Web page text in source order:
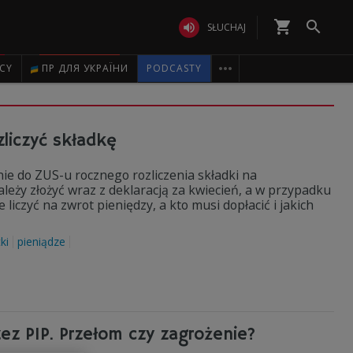
 SŁUCHAJ shopping_cart 
ПР ДЛЯ УКРАЇНИ PODCASTY 
składkę
do ZUS-u rocznego rozliczenia składki na
złożyć wraz z deklaracją za kwiecień, a w przypadku
na zwrot pieniędzy, a kto musi dopłacić i jakich
pieniądze
PIP. Przełom czy zagrożenie?